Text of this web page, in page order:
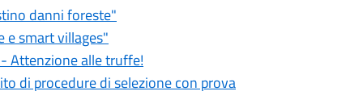
danni foreste"
e smart villages"
Attenzione alle truffe!
di procedure di selezione con prova